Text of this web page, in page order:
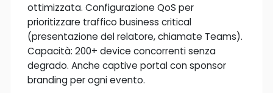
ottimizzata. Configurazione QoS per
prioritizzare traffico business critical
(presentazione del relatore, chiamate Teams).
Capacità: 200+ device concorrenti senza
degrado. Anche captive portal con sponsor
branding per ogni evento.